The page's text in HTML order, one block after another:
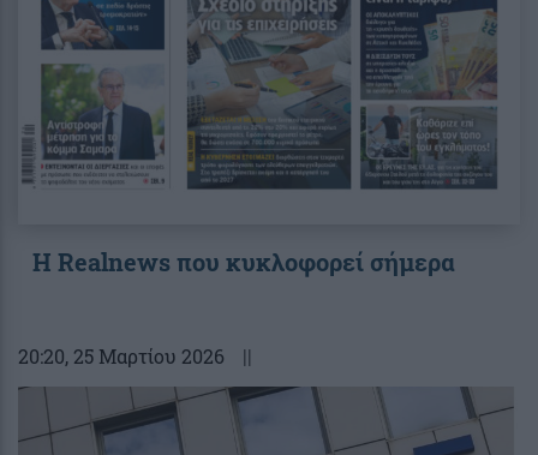
Η Realnews που κυκλοφορεί σήμερα
20:20, 25 Μαρτίου 2026 ||